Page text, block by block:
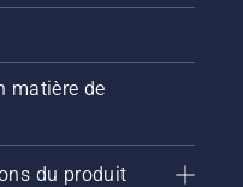
matière de
du produit